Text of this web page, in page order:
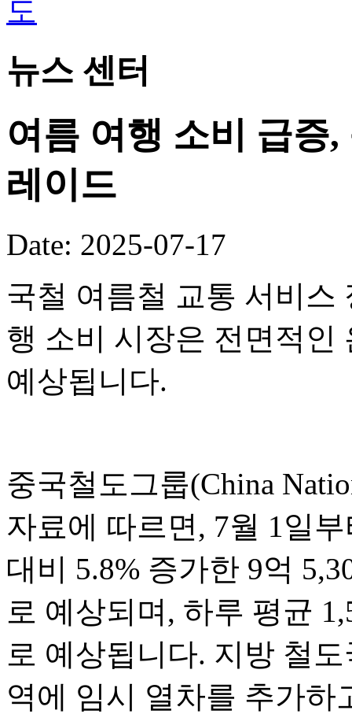
뉴스 센터
여름 여행 소비 급증
레이드
Date: 2025-07-17
국철 여름철 교통 서비스
행 소비 시장은 전면적인
예상됩니다.
중국철도그룹(China
자료에 따르면, 7월 1일
대비 5.8% 증가한 9억
로 예상되며, 하루 평균
로 예상됩니다. 지방 철
역에 임시 열차를 추가하